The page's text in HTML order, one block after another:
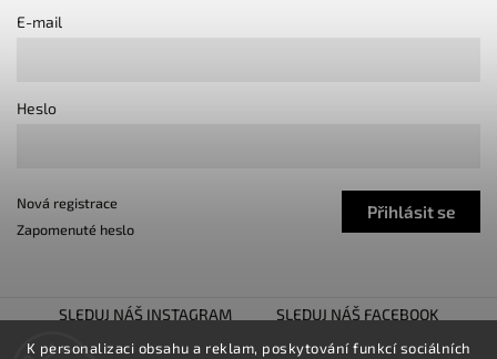
K personalizaci obsahu a reklam, poskytování funkcí sociálních
E-mail
Heslo
Přihlásit se
Nová registrace
Zapomenuté heslo
SLEDUJ NÁŠ INSTAGRAM
SLEDUJ NÁŠ FACEBOOK
TUNING SHOW TROJHALÍ
SNÍŽENO.CZ